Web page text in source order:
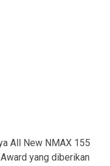
All New NMAX 155
yang diberikan